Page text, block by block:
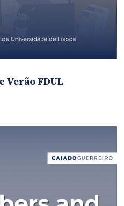
Verão FDUL